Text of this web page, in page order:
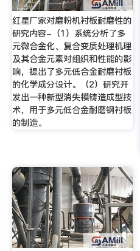
红星厂家对磨粉机衬板耐磨性的
研究内容-（1）系统分析了多
元微合金化、复合变质处理机理
及其合金元素对组织和性能的影
响，提出了多元低合金耐磨衬板
的化学成分设计。（2）研究开
发出一种新型消失模铸造成型技
术，用于多元低合金耐磨钢衬板
的制造。